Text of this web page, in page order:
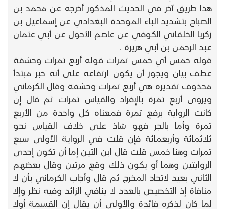
هذا طريق آخر في الحديث المذكور أخرجه عن محمد بن
الصباح بتشديد الباء الموحدة البغدادي عن إسماعيل بن
زكريا الخلقاني الكوفي عن عاصم الأحول عن أبي عثمان
عبد الرحمن بن أبي هريرة .
قوله خمس أي خمس تمرات قوله أربع تمرات وحشفة
عطف بيان ويجوز أن يكون ارتفاعه على أنه خبر مبتدأ
محذوف تقديره هي أربع تمرات وحشفة وقال الكرماني
ويروى أربع تمرة بالإفراد والقياس تمرات ثم قال إن
كانت الرواية برفع تمرة فمعناه كل واحدة من الأربع
تمرة وأما بالجر فهو شاذ على خلاف القياس نحو
ثلاثمائة وأربعمائة فإن قلت في الرواية الأولى سبع
تمرات وهنا خمس قلت قال ابن التين إما أن تكون إحدى
الروايتين وهما أو يكون ذلك وقع مرتين وقال بعضهم
الثاني بعيد لاتحاد المخرج ثم قال وأجاب الكرماني بأن لا
منافاة إذ التخصيص بالعدد لا ينافي الزائد وفيه نظر وإلا
لما كان لذكره فائدة والأولى أن يقال إن القسمة أولا